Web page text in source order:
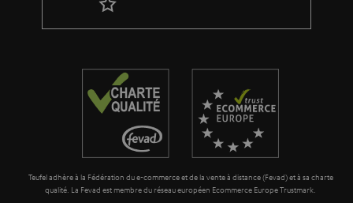
é
i
t
n
a
a
r
i
Teufel adhère à la Fédération du e-commerce et de la vente à distance (Fevad) et à sa charte
qualité. La Fevad est membre du réseau européen Ecommerce Europe Trustmark.